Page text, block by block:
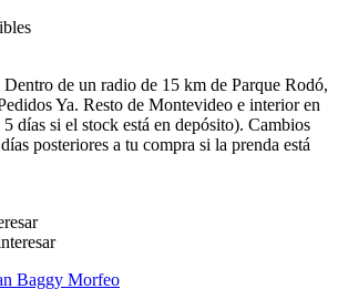
de un radio de 15 km de Parque Rodó,
Ya. Resto de Montevideo e interior en
días si el stock está en depósito). Cambios
posteriores a tu compra si la prenda está